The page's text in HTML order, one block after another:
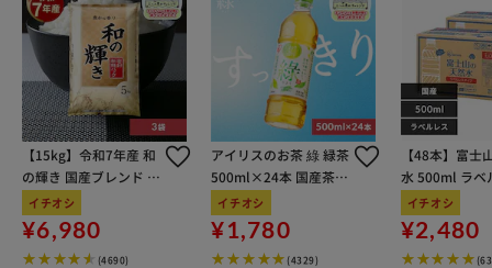
【15kg】令和7年産 和
の輝き 国産ブレンド 5
kg×3袋
イチオシ
¥6,980
(4690)
アイリスのお茶 綠 緑茶
500ml×24本 国産茶葉
100％使用
イチオシ
¥1,780
(4329)
【48本】富士
水 500ml ラベ
イチオシ
¥2,480